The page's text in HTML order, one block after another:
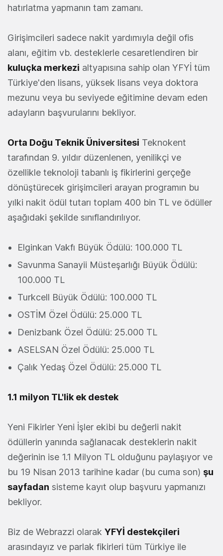
hatırlatma yapmanın tam zamanı.
Girişimcileri sadece nakit yardımıyla değil ofis
alanı, eğitim vb. desteklerle cesaretlendiren bir
kuluçka merkezi altyapısına sahip olan YFYİ tüm
Türkiye'den lisans, yüksek lisans veya doktora
mezunu veya bu seviyede eğitimine devam eden
adayların başvurularını bekliyor.
Orta Doğu Teknik Üniversitesi Teknokent
tarafından 9. yıldır düzenlenen, yenilikçi ve
özellikle teknoloji tabanlı iş fikirlerini gerçeğe
dönüştürecek girişimcileri arayan programın bu
yılki nakit ödül tutarı toplam 400 bin TL ve ödüller
aşağıdaki şekilde sınıflandırılıyor.
Elginkan Vakfı Büyük Ödülü: 100.000 TL
Savunma Sanayii Müsteşarlığı Büyük Ödülü:
100.000 TL
Turkcell Büyük Ödülü: 100.000 TL
OSTİM Özel Ödülü: 25.000 TL
Denizbank Özel Ödülü: 25.000 TL
ASELSAN Özel Ödülü: 25.000 TL
Çalık Yedaş Özel Ödülü: 25.000 TL
1.1 milyon TL'lik ek destek
Yeni Fikirler Yeni İşler ekibi bu değerli nakit
ödüllerin yanında sağlanacak desteklerin nakit
değerinin ise 1.1 Milyon TL olduğunu paylaşıyor ve
bu 19 Nisan 2013 tarihine kadar (bu cuma son) şu
sayfadan sisteme kayıt olup başvuru yapmanızı
bekliyor.
Biz de Webrazzi olarak YFYİ destekçileri
arasındayız ve parlak fikirleri tüm Türkiye ile